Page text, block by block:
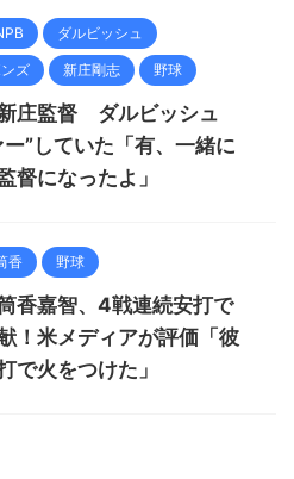
ダルビッシュ
ズ 新庄剛志 野球
新庄監督 ダルビッシュ
ー”していた「有、一緒に
督になったよ」
香 野球
筒香嘉智、4戦連続安打で
！米メディアが評価「彼
で火をつけた」